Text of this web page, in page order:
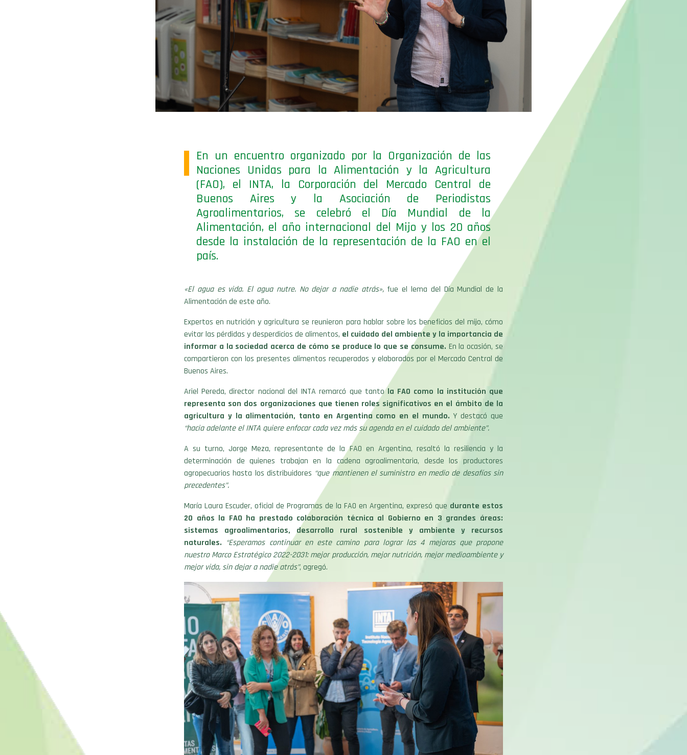
En un encuentro organizado por la Organización de las
Naciones Unidas para la Alimentación y la Agricultura
(FAO), el INTA, la Corporación del Mercado Central de
Buenos Aires y la Asociación de Periodistas
Agroalimentarios, se celebró el Día Mundial de la
Alimentación, el año internacional del Mijo y los 20 años
desde la instalación de la representación de la FAO en el
país.
«El agua es vida. El agua nutre. No dejar a nadie atrás»,fue el lema del Día Mundial de la
Alimentación de este año.
Expertos en nutrición y agricultura se reunieron para hablar sobre los beneficios del mijo, cómo
evitar las pérdidas y desperdicios de alimentos, el cuidado del ambiente y la importancia de
informar a la sociedad acerca de cómo se produce lo que se consume. En la ocasión, se
compartieron con los presentes alimentos recuperados y elaborados por el Mercado Central de
Buenos Aires.
Ariel Pereda, director nacional del INTA remarcó que tantola FAO como la institución que
representa son dos organizaciones que tienen roles significativos en el ámbito de la
agricultura y la alimentación, tanto en Argentina como en el mundo. Y destacó que
“hacia adelante el INTA quiere enfocar cada vez más su agenda en el cuidado del ambiente”.
A su turno, Jorge Meza, representante de la FAO en Argentina, resaltó la resiliencia y la
determinación de quienes trabajan en la cadena agroalimentaria, desde los productores
agropecuarios hasta los distribuidores “que mantienen el suministro en medio de desafíos sin
precedentes”.
María Laura Escuder, oficial de Programas de la FAO en Argentina, expresó que durante estos
20 años la FAO ha prestado colaboración técnica al Gobierno en 3 grandes áreas:
sistemas agroalimentarios, desarrollo rural sostenible y ambiente y recursos
naturales. “Esperamos continuar en este camino para lograr las 4 mejoras que propone
nuestro Marco Estratégico 2022-2031: mejor producción, mejor nutrición, mejor medioambiente y
mejor vida, sin dejar a nadie atrás”, agregó.